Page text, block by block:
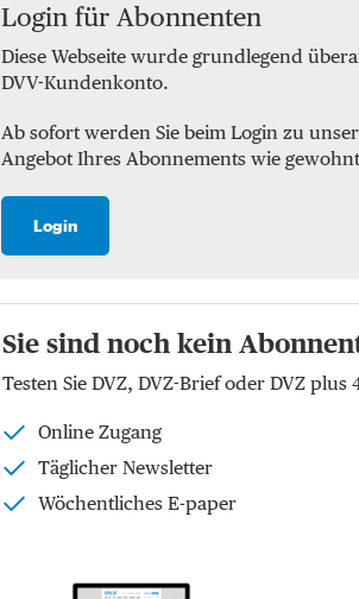
Bilanzchecks
Fusionen und Übernahmen
Marktchecks
Vergleichschecks Top-
Hear the expert
Speech of the month
EU-Politik
Dossier: Future of commerce
Kombinierter Verkehr
Binnenschifffahrt
Luft
Logistik
Logistikimmobilien
Login für Abonnenten
Diese Webseite wurde grundlegend
DVV-Kundenkonto.
Ab sofort werden Sie beim Login zu
Angebot Ihres Abonnements wie
Login
Sie sind noch kein
Testen Sie DVZ, DVZ-Brief oder DVZ
Online Zugang
Täglicher Newsletter
Wöchentliches E-paper